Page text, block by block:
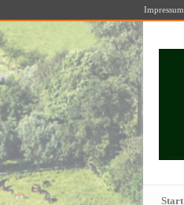
Impressum
Start